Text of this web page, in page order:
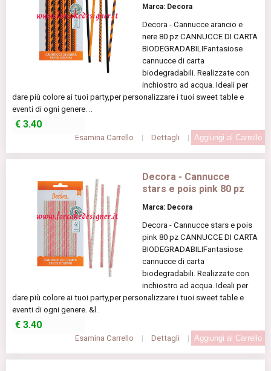
Marca: Decora
Decora - Cannucce arancio e
nere 80 pz CANNUCCE DI CARTA
BIODEGRADABILIFantasiose
cannucce di carta
biodegradabili. Realizzate con
inchiostro ad acqua. Ideali per
dare più colore ai tuoi party,per personalizzare i tuoi sweet table e
eventi di ogni genere. ..
€ 3.40
Esamina Carrello | Dettagli |
Decora - Cannucce
stars e pois pink 80 pz
Marca: Decora
Decora - Cannucce stars e pois
pink 80 pz CANNUCCE DI CARTA
BIODEGRADABILIFantasiose
cannucce di carta
biodegradabili. Realizzate con
inchiostro ad acqua. Ideali per
dare più colore ai tuoi party,per personalizzare i tuoi sweet table e
eventi di ogni genere. &l..
€ 3.40
Esamina Carrello | Dettagli |